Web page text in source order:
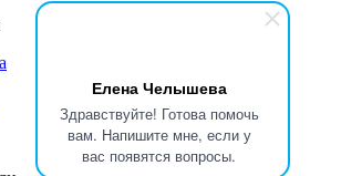
Елена Челышева
Здравствуйте! Готова помочь
вам. Напишите мне, если у
вас появятся вопросы.